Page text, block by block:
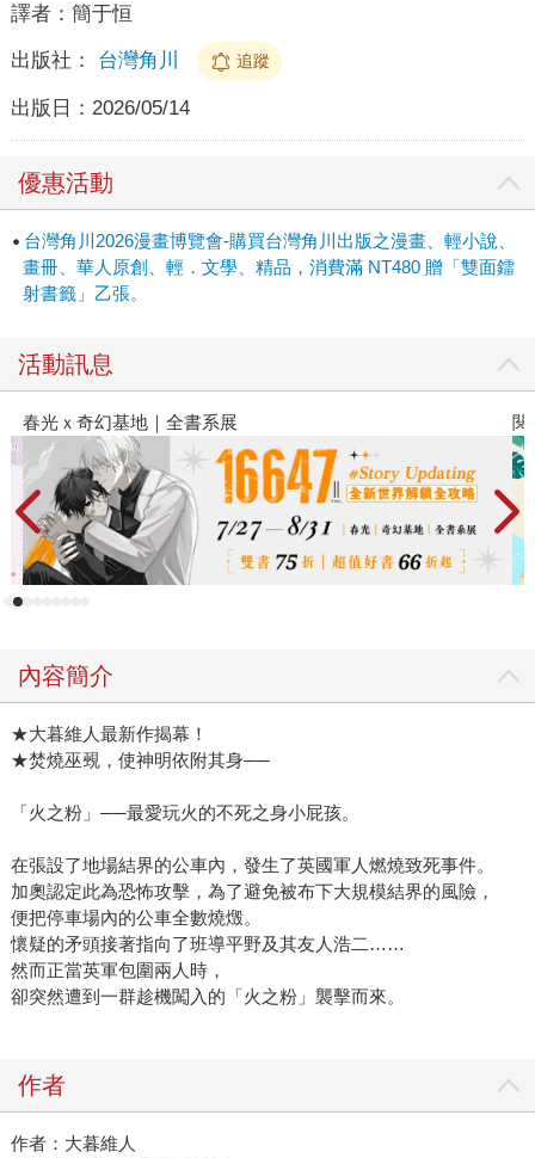
譯者： 簡于恒
出版社： 台灣角川 追蹤
出版日： 2026/05/14
優惠活動
台灣角川2026漫畫博覽會-購買台灣角川出版之漫畫、輕小說、
畫冊、華人原創、輕．文學、精品，消費滿 NT480 贈「雙面鐳
射書籤」乙張。
活動訊息
春光ｘ奇幻基地｜全書系展 閱
內容簡介
★大暮維人最新作揭幕！
★焚燒巫覡，使神明依附其身──
「火之粉」──最愛玩火的不死之身小屁孩。
在張設了地場結界的公車內，發生了英國軍人燃燒致死事件。
加奧認定此為恐怖攻擊，為了避免被布下大規模結界的風險，
便把停車場內的公車全數燒燬。
懷疑的矛頭接著指向了班導平野及其友人浩二……
然而正當英軍包圍兩人時，
卻突然遭到一群趁機闖入的「火之粉」襲擊而來。
作者
作者：大暮維人